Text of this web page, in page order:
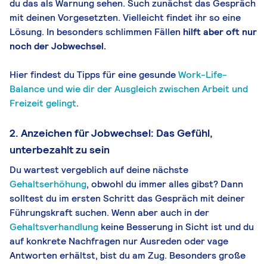
du das als Warnung sehen. Such zunächst das Gespräch
mit deinen Vorgesetzten. Vielleicht findet ihr so eine
Lösung. In besonders schlimmen Fällen hilft aber oft nur
noch der Jobwechsel.
Hier findest du Tipps für eine gesundeWork-Life-
Balance und wie dir der Ausgleich zwischen Arbeit und
Freizeit gelingt.
2. Anzeichen für Jobwechsel: Das Gefühl,
unterbezahlt zu sein
Du wartest vergeblich auf deine nächste
Gehaltserhöhung, obwohl du immer alles gibst? Dann
solltest du im ersten Schritt das Gespräch mit deiner
Führungskraft suchen. Wenn aber auch in der
Gehaltsverhandlung keine Besserung in Sicht ist und du
auf konkrete Nachfragen nur Ausreden oder vage
Antworten erhältst, bist du am Zug. Besonders große